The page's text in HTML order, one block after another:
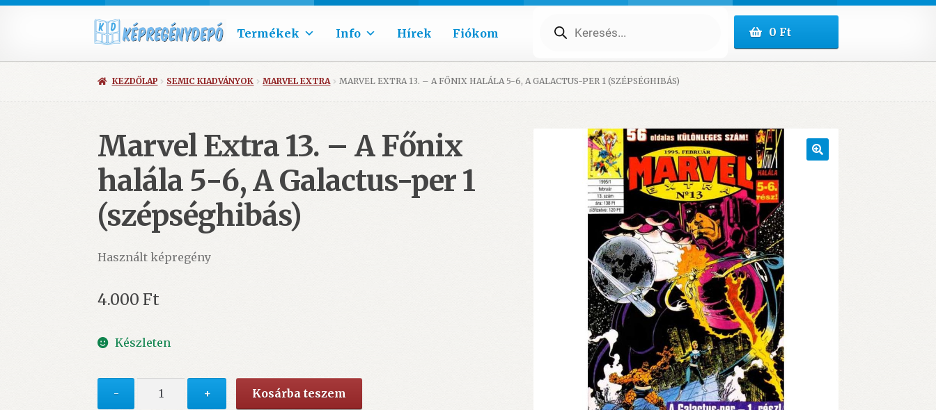
Termékek Info Hírek Fiókom search 0Ft
KEZDŐLAP SEMIC KIADVÁNYOK MARVEL EXTRA MARVEL EXTRA 13. – A FŐNIX HALÁLA 5-6, A GALACTUS-PER 1 (SZÉPSÉGHIBÁS)
Marvel Extra 13. – A Főnix
halála 5-6, A Galactus-per 1
(szépséghibás)
Használt képregény
4.000Ft
Készleten
-
Marvel
+ Kosárba teszem